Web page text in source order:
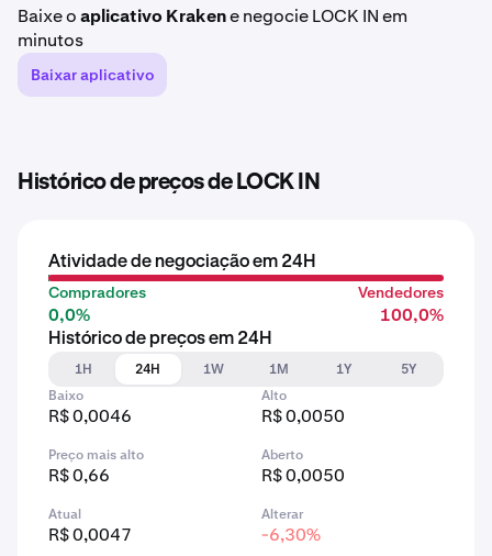
Baixe oaplicativo Krakene negocie LOCK IN em
minutos
Baixar aplicativo
Histórico de preços de LOCK IN
Atividade de negociação em 24H
Compradores
0,0%
Vendedores
100,0%
Histórico de preços em 24H
1H
24H 1W 1M 1Y
5Y
Baixo
R$ 0,0046
Alto
R$ 0,0050
Preço mais alto
R$ 0,66
Aberto
R$ 0,0050
Atual
R$ 0,0047
Alterar
-6,30%